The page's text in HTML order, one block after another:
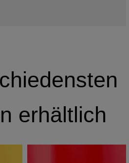
erhältlich